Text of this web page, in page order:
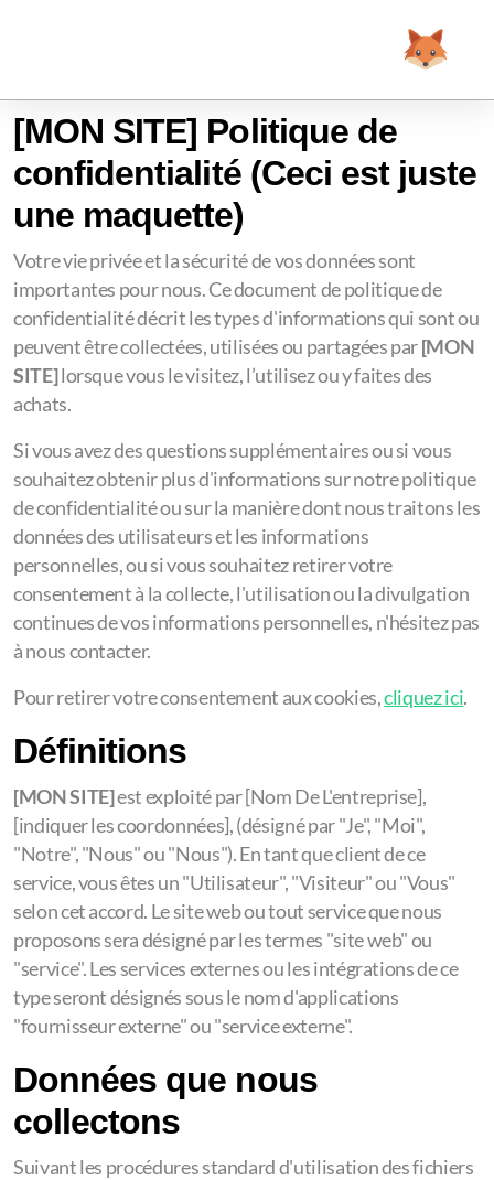
[MON SITE] Politique de
confidentialité (Ceci est juste
une maquette)
Votre vie privée et la sécurité de vos données sont
importantes pour nous. Ce document de politique de
confidentialité décrit les types d'informations qui sont ou
peuvent être collectées, utilisées ou partagées par[MON
SITE]lorsque vous le visitez, l’utilisez ou y faites des
achats.
Si vous avez des questions supplémentaires ou si vous
souhaitez obtenir plus d'informations sur notre politique
de confidentialité ou sur la manière dont nous traitons les
données des utilisateurs et les informations
personnelles, ou si vous souhaitez retirer votre
consentement à la collecte, l'utilisation ou la divulgation
continues de vos informations personnelles, n'hésitez pas
à nous contacter.
Pour retirer votre consentement aux cookies,cliquez ici.
Définitions
[MON SITE]est exploité par [Nom De L'entreprise],
[indiquer les coordonnées], (désigné par "Je", "Moi",
"Notre", "Nous" ou "Nous"). En tant que client de ce
service, vous êtes un "Utilisateur", "Visiteur" ou "Vous"
selon cet accord. Le site web ou tout service que nous
proposons sera désigné par les termes "site web" ou
"service". Les services externes ou les intégrations de ce
type seront désignés sous le nom d'applications
"fournisseur externe" ou "service externe".
Données que nous
collectons
Suivant les procédures standard d'utilisation des fichiers